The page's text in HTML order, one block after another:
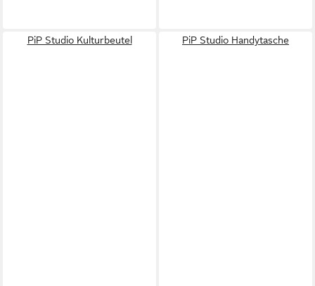
PiP Studio Kulturbeutel PiP Studio Handytasche